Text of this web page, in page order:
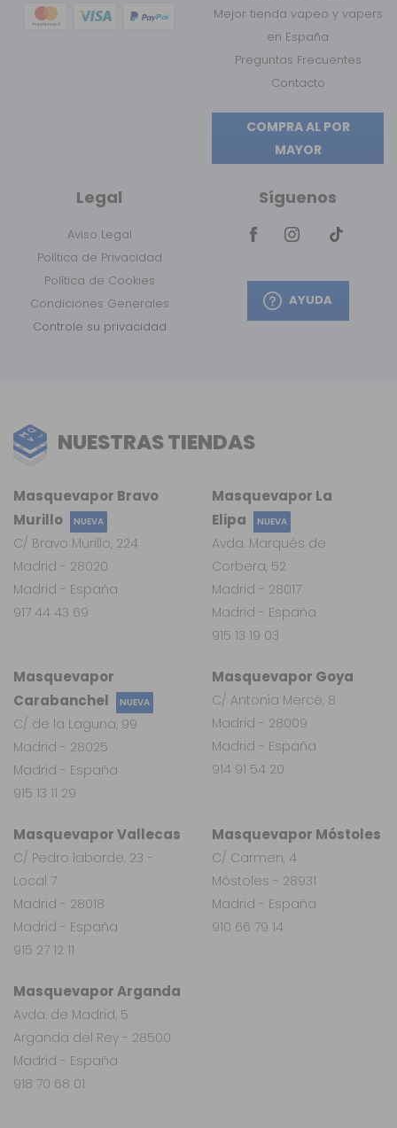
Mejor tienda vapeo y vapers
en España
Preguntas Frecuentes
Contacto
COMPRA AL POR
MAYOR
Legal
Aviso Legal
Política de Privacidad
Política de Cookies
Condiciones Generales
Controle su privacidad
Síguenos
AYUDA
NUESTRAS TIENDAS
Masquevapor Arganda
Avda. de Madrid, 5
Arganda del Rey - 28500
Madrid - España
918 70 68 01
Masquevapor
Carabanchel
NUEVA
C/ de la Laguna, 99
Madrid - 28025
Madrid - España
915 13 11 29
Masquevapor Vallecas
C/ Pedro laborde, 23 -
Local 7
Madrid - 28018
Madrid - España
915 27 12 11
Masquevapor Móstoles
C/ Carmen, 4
Móstoles - 28931
Madrid - España
910 66 79 14
Masquevapor Goya
C/ Antonia Mercé, 8
Madrid - 28009
Madrid - España
914 91 54 20
Masquevapor La
Elipa
NUEVA
Avda. Marqués de
Corbera, 52
Madrid - 28017
Madrid - España
915 13 19 03
Masquevapor Bravo
Murillo
NUEVA
C/ Bravo Murillo, 224
Madrid - 28020
Madrid - España
917 44 43 69